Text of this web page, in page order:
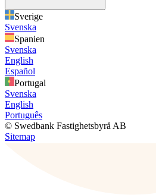
Sverige
Svenska
Spanien
Svenska
English
Español
Portugal
Svenska
English
Português
© Swedbank Fastighetsbyrå AB
Sitemap